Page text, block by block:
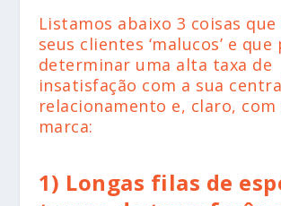
Listamos abaixo 3 coisas que
seus clientes ‘malucos’ e que
determinar uma alta taxa de
insatisfação com a sua
relacionamento e, claro, com
marca:
1) Longas filas de